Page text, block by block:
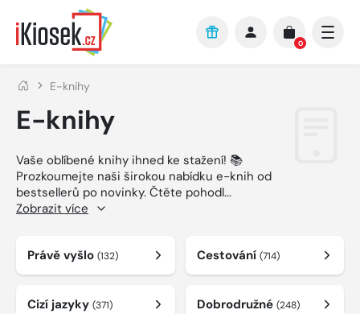
Přejít na hlavní obsah
0
E-knihy
E-knihy
Vaše oblíbené knihy ihned ke stažení! 📚
Prozkoumejte naši širokou nabídku e-knih od
bestsellerů po novinky. Čtěte pohodl...
Zobrazit více
Právě vyšlo (132) Cestování (714)
Cizí jazyky (371) Dobrodružné (248)